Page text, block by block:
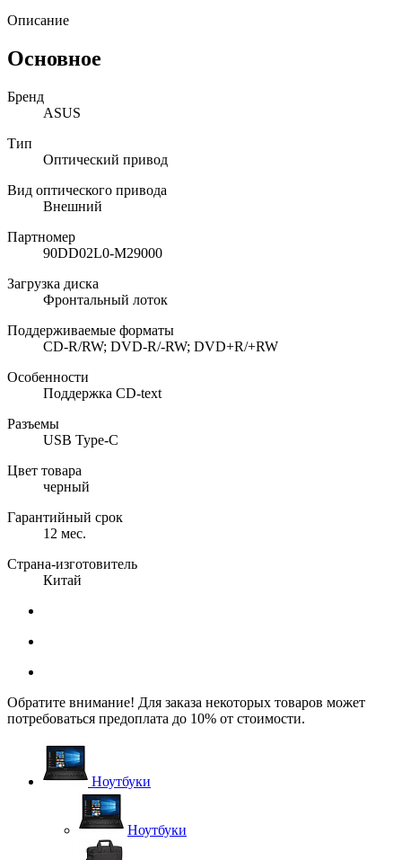
Описание
Основное
Бренд
ASUS
Тип
Оптический привод
Вид оптического привода
Внешний
Партномер
90DD02L0-M29000
Загрузка диска
Фронтальный лоток
Поддерживаемые форматы
CD-R/RW; DVD-R/-RW; DVD+R/+RW
Особенности
Поддержка CD-text
Разъемы
USB Type-C
Цвет товара
черный
Гарантийный срок
12 мес.
Страна-изготовитель
Китай
Обратите внимание! Для заказа некоторых товаров может
потребоваться предоплата до 10% от стоимости.
Ноутбуки
Ноутбуки